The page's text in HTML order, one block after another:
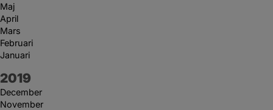
Maj
April
Mars
Februari
Januari
År:
2019
December
November